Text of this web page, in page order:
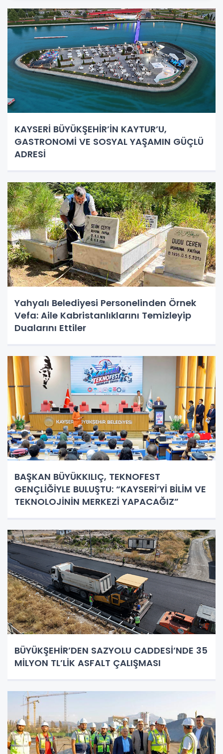
KAYSERİ BÜYÜKŞEHİR’İN KAYTUR’U,
GASTRONOMİ VE SOSYAL YAŞAMIN GÜÇLÜ
ADRESİ
Yahyalı Belediyesi Personelinden Örnek
Vefa: Aile Kabristanlıklarını Temizleyip
Dualarını Ettiler
BAŞKAN BÜYÜKKILIÇ, TEKNOFEST
GENÇLİĞİYLE BULUŞTU: “KAYSERİ’Yİ BİLİM VE
TEKNOLOJİNİN MERKEZİ YAPACAĞIZ”
BÜYÜKŞEHİR’DEN SAZYOLU CADDESİ’NDE 35
MİLYON TL’LİK ASFALT ÇALIŞMASI